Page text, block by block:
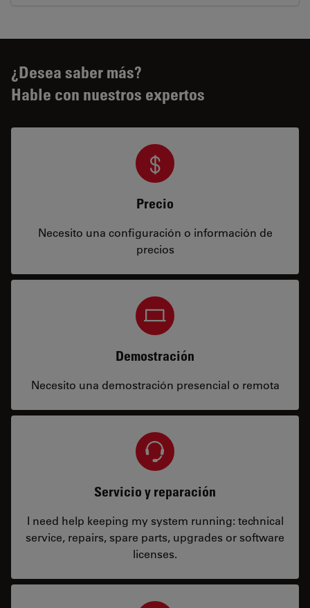
¿Desea saber más?
Hable con nuestros expertos
Precio
Necesito una configuración o información de
precios
Demostración
Necesito una demostración presencial o remota
Servicio y reparación
I need help keeping my system running: technical
service, repairs, spare parts, upgrades or software
licenses.